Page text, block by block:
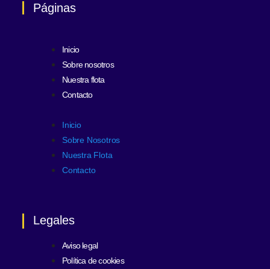
Páginas
Inicio
Sobre nosotros
Nuestra flota
Contacto
Inicio
Sobre Nosotros
Nuestra Flota
Contacto
Legales
Aviso legal
Política de cookies